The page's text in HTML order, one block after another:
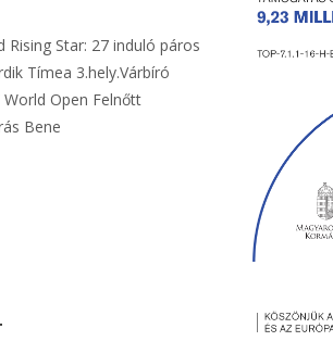
Rising Star: 27 induló páros
Tímea 3.hely.Várbíró
World Open Felnőtt
Bene